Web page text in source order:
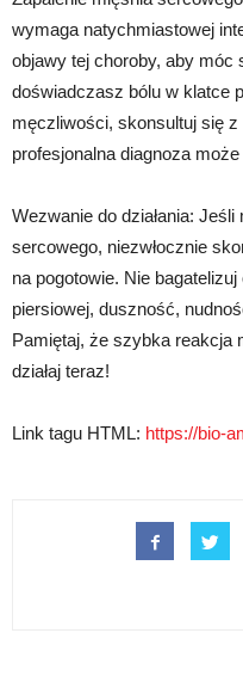
wymaga natychmiastowej
objawy tej choroby, aby
doświadczasz bólu w klatce
męczliwości, skonsultuj się
profesjonalna diagnoza
Wezwanie do działania:
sercowego, niezwłocznie
na pogotowie. Nie
piersiowej, duszność,
Pamiętaj, że szybka reakcja
działaj teraz!
Link tagu HTML: https://bio-